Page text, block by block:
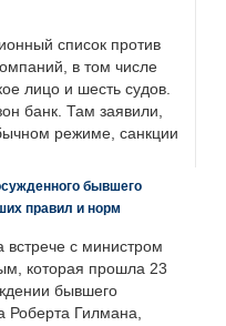
список против
в том числе
лицо и шесть судов.
банк. Там заявили,
режиме, санкции
бывшего
правил и норм
с министром
которая прошла 23
бывшего
Роберта Гилмана,